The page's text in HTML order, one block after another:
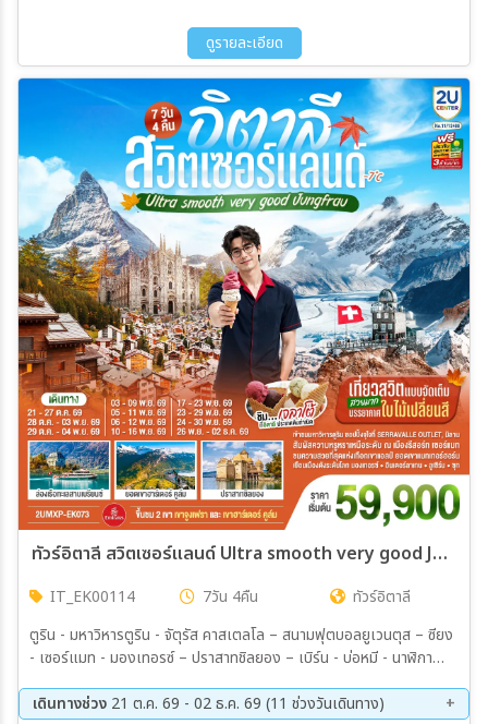
ดูรายละเอียด
ทัวร์อิตาลี สวิตเซอร์แลนด์ Ultra smooth very good Jungfrau เที่ยวสวิตแบบจัดเต็ม สวยมาก บรรยากาศใบไม้เปลี่ยนสี ชิมไอติมเจลาโต้ที่อิตาลีประเทศต้นกำเนิด 7วัน 4คืน (EK)
IT_EK00114 7วัน 4คืน
ทัวร์อิตาลี
ตูริน - มหาวิหารตูริน - จัตุรัส คาสเตลโล – สนามฟุตบอลยูเวนตุส – ซียง
- เซอร์แมท - มองเทอรซ์ – ปราสาทชิลยอง – เบิร์น - บ่อหมี - นาฬิกา
ล่องเรือทะเลสาบเบรียนซ์ - ลูเซิร์น - สิงโตหินแกะสลัก - สะพานไม้ชาเปล
เดินทางช่วง 21 ต.ค. 69 - 02 ธ.ค. 69 (11 ช่วงวันเดินทาง)